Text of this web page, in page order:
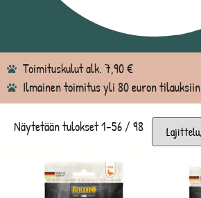
Toimituskulut alk. 7,90 €
Ilmainen toimitus yli 80 euron tilauksiin
Näytetään tulokset 1–56 / 98